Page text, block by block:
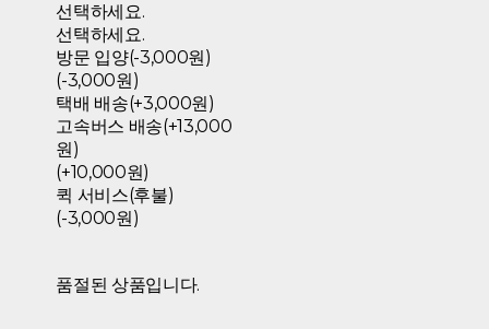
선택하세요.
선택하세요.
방문 입양(-3,000원)
(-3,000원)
택배 배송(+3,000원)
고속버스 배송(+13,000
원)
(+10,000원)
퀵 서비스(후불)
(-3,000원)
품절된 상품입니다.